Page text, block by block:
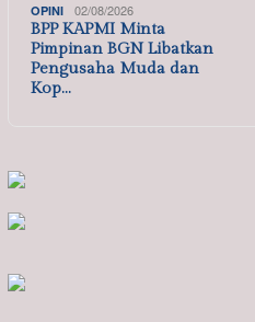
OPINI 02/08/2026
BPP KAPMI Minta
Pimpinan BGN Libatkan
Pengusaha Muda dan
Kop…